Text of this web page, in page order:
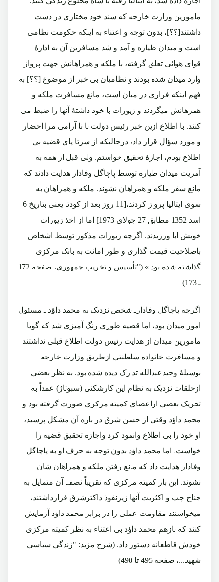
مامورین وزارت خارجه که سند خود مختاری در دست
داشتند[؟؟]، بدون توجه و اعتناء به اینکه حکومت نظامی
است و میدان طیاره و آمد و شد مسافرین آن به ادارۀ
قوای هوائی تعلق گرفته، با ملکه و همراهانش جهت پرواز
وارد میدان شده بودند و نظامیان بی خبر از موضوع [؟؟] به
فهم اینکه فراری در میان است، مانع مسافرت ملکه و
همرهانش میگردند و زیورات با خود داشتۀ آنها را ضبط می
کنند. با اطلاع ازین خبر رئیس دولت با نا آرامی مرا احضار
و مورد سؤال قرار داد، درحالیکه از سرتا پای قضیه بی
اطلاع بودم، اجازۀ تحقیق خواستم. ولی قبل از همه به
آمریت میدان طیاره توسط پاچاگل وفادار هدایت دادند که
مانع سفر ملکه و همراهان نشوند. ملکه و همراهان به
سوی ایتالیا پرواز کردند،[11 روز بعد از کودتا یعنی بتاریخ 6
اسد 1352 مطابق 27 جولای 1973] اما از اخذ زیورات
خویش ابا ورزیدند. اگرچه زیورات مذکور توسط اشخاص
باصلاحیت قیمت گذاری و طور امانت به بانک مرکزی
گذاشته شده بود.» ("تأسیس و تخریب جمهوری، صفحه 172
ـ 173)
اگرچه پاچاگل وفادارـ شخص نزدیک به محمد داؤد ـ مسئول
امور میدان بود، اما قضیه طوری رنگ آمیزی شد که گویا
مامورین میدان از هدایت رئیس دولت اطلاع قبلی نداشتند
و مسافرت خانواده سلطنتی ازطریق وزارت خارجه
بوسیلۀ وحیدعبدالله تدارک دیده شده بود. به نظر بعضی
ازحلقات نزدیک به نظام این کارشکنی (سبوتاژ) عمداً به
تحریک بعضی ازاعضای کمیته مرکزی صورت گرفته بود و
محمد داؤد وقتی از حسن شرق در باره آن مشکل پرسید،
او خود را بی اطلاع وانمود کرد واجازه تحقیق قضیه را
خواست، اما محمد داؤد بدون توجه به حرف او به پاچاگل
وفادار هدایت داد که مانع رفتن ملکه و همراهان شان
نشوند. این بار کمیته مرکزی که تقریباً نصف آن متمایل به
جناح چپ و اکثریت آنها زیرنفوذ داکترشرق قرارداشتند،
میخواستند مقاومت عملی را در برابر محمد داؤد آزمایش
کنند که بازهم محمد داؤد بی اعتناء به نظر کمیته مرکزی
خودش قاطعانه دستور داد. (شرح مزید: "زندگی سیاسی
شهید...، صفحه 495 تا 498)